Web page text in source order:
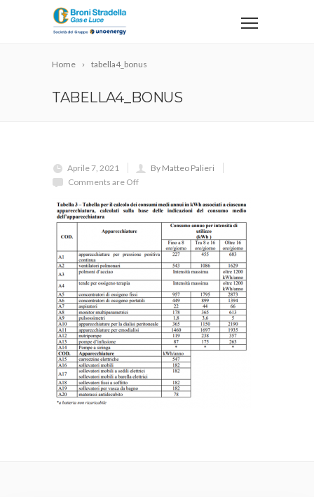
Home tabella4_bonus
TABELLA4_BONUS
Aprile 7, 2021
By Matteo Palieri
Comments are Off